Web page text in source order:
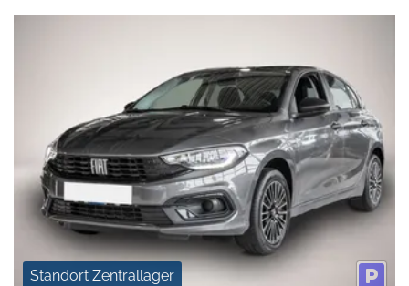
Standort Zentrallager